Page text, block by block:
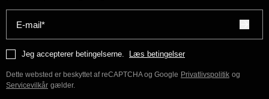
E-mail*
Jeg accepterer betingelserne. Læs betingelser
Dette websted er beskyttet af reCAPTCHA og Google Privatlivspolitik og
Servicevilkår gælder.